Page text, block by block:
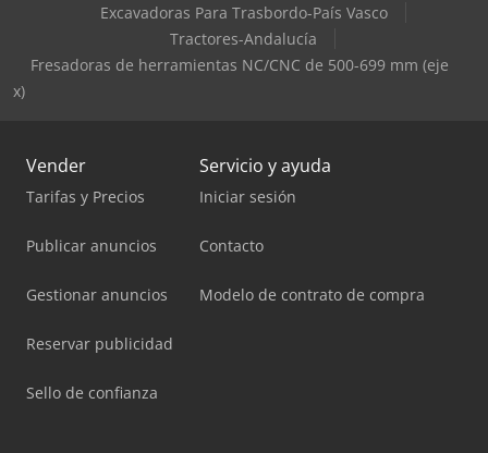
Excavadoras Para Trasbordo-País Vasco
Tractores-Andalucía
Fresadoras de herramientas NC/CNC de 500-699 mm (eje
x)
Vender
Tarifas y Precios
Publicar anuncios
Gestionar anuncios
Reservar publicidad
Sello de confianza
Servicio y ayuda
Iniciar sesión
Contacto
Modelo de contrato de compra